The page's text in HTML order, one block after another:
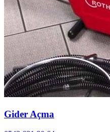
Gider Açma